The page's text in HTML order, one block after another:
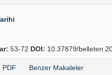
53-72 DOI: 10.37879/
PDF Benzer Makaleler